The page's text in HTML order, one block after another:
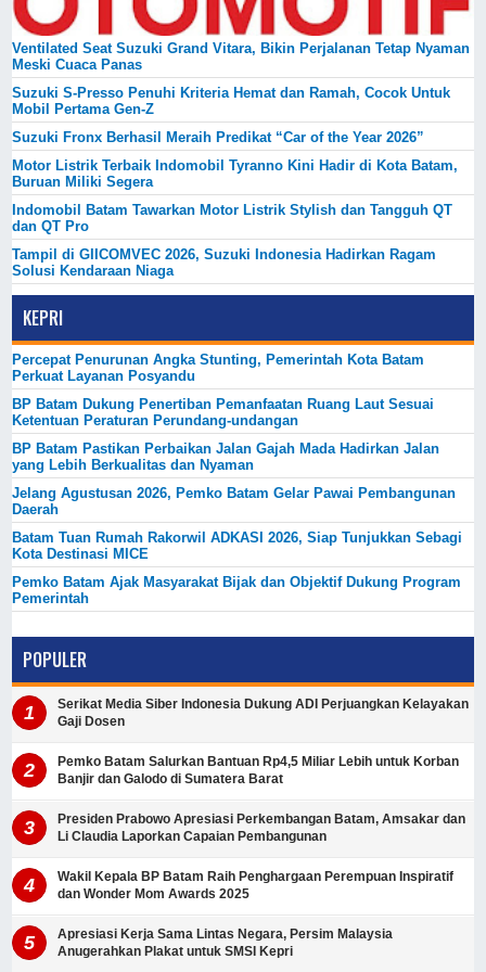
Ventilated Seat Suzuki Grand Vitara, Bikin Perjalanan Tetap Nyaman
Meski Cuaca Panas
Suzuki S-Presso Penuhi Kriteria Hemat dan Ramah, Cocok Untuk
Mobil Pertama Gen-Z
Suzuki Fronx Berhasil Meraih Predikat “Car of the Year 2026”
Motor Listrik Terbaik Indomobil Tyranno Kini Hadir di Kota Batam,
Buruan Miliki Segera
Indomobil Batam Tawarkan Motor Listrik Stylish dan Tangguh QT
dan QT Pro
Tampil di GIICOMVEC 2026, Suzuki Indonesia Hadirkan Ragam
Solusi Kendaraan Niaga
KEPRI
Percepat Penurunan Angka Stunting, Pemerintah Kota Batam
Perkuat Layanan Posyandu
BP Batam Dukung Penertiban Pemanfaatan Ruang Laut Sesuai
Ketentuan Peraturan Perundang-undangan
BP Batam Pastikan Perbaikan Jalan Gajah Mada Hadirkan Jalan
yang Lebih Berkualitas dan Nyaman
Jelang Agustusan 2026, Pemko Batam Gelar Pawai Pembangunan
Daerah
Batam Tuan Rumah Rakorwil ADKASI 2026, Siap Tunjukkan Sebagi
Kota Destinasi MICE
Pemko Batam Ajak Masyarakat Bijak dan Objektif Dukung Program
Pemerintah
POPULER
Serikat Media Siber Indonesia Dukung ADI Perjuangkan Kelayakan
Gaji Dosen
Pemko Batam Salurkan Bantuan Rp4,5 Miliar Lebih untuk Korban
Banjir dan Galodo di Sumatera Barat
Presiden Prabowo Apresiasi Perkembangan Batam, Amsakar dan
Li Claudia Laporkan Capaian Pembangunan
Wakil Kepala BP Batam Raih Penghargaan Perempuan Inspiratif
dan Wonder Mom Awards 2025
Apresiasi Kerja Sama Lintas Negara, Persim Malaysia
Anugerahkan Plakat untuk SMSI Kepri